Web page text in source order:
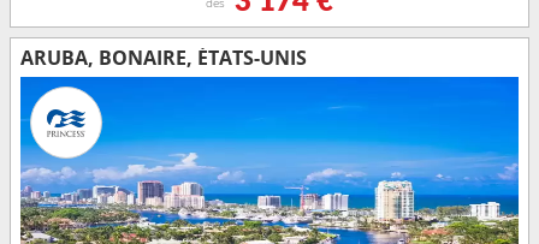
ARUBA, BONAIRE, ÉTATS-UNIS